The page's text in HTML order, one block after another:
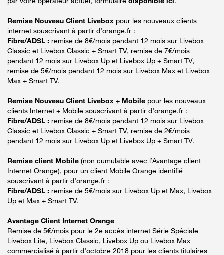
Remise Nouveau Client Livebox pour les nouveaux clients
internet souscrivant à partir d’orange.fr :
Fibre/ADSL : remise de 8€/mois pendant 12 mois sur Livebox
Classic et Livebox Classic + Smart TV, remise de 7€/mois
pendant 12 mois sur Livebox Up et Livebox Up + Smart TV,
remise de 5€/mois pendant 12 mois sur Livebox Max et Livebox
Max + Smart TV.
Remise Nouveau Client Livebox + Mobile pour les nouveaux
clients Internet + Mobile souscrivant à partir d’orange.fr :
Fibre/ADSL : remise de 8€/mois pendant 12 mois sur Livebox
Classic et Livebox Classic + Smart TV, remise de 2€/mois
pendant 12 mois sur Livebox Up et Livebox Up + Smart TV.
Remise client Mobile (non cumulable avec l’Avantage client
Internet Orange), pour un client Mobile Orange identifié
souscrivant à partir d’orange.fr :
Fibre/ADSL : remise de 5€/mois sur Livebox Up et Max, Livebox
Up et Max + Smart TV.
Avantage Client Internet Orange
Remise de 5€/mois pour le 2e accès internet Série Spéciale
Livebox Lite, Livebox Classic, Livebox Up ou Livebox Max
commercialisé à partir d’octobre 2018 pour les clients titulaires